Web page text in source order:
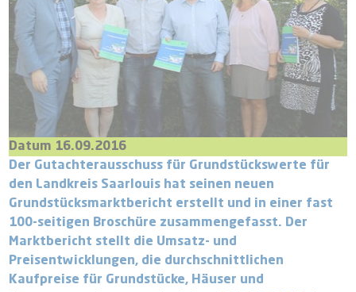
Datum 16.09.2016
Der Gutachterausschuss für Grundstückswerte für
den Landkreis Saarlouis hat seinen neuen
Grundstücksmarktbericht erstellt und in einer fast
100-seitigen Broschüre zusammengefasst. Der
Marktbericht stellt die Umsatz- und
Preisentwicklungen, die durchschnittlichen
Kaufpreise für Grundstücke, Häuser und